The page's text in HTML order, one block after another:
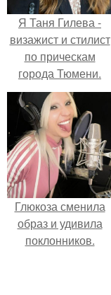
Я Таня Гилева -
визажист и стилист
по прическам
города Тюмени.
Глюкоза сменила
образ и удивила
поклонников.